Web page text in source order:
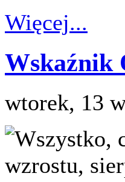
Więcej...
Wskaźnik
wtorek, 13
Wszystko,
wzrostu,